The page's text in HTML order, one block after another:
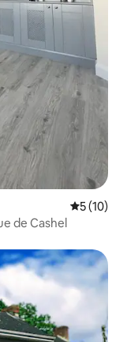
5 (10)
de Cashel